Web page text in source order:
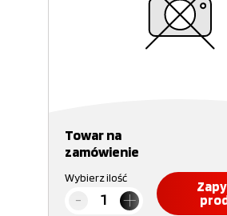
Towar na
zamówienie
Wybierz ilość